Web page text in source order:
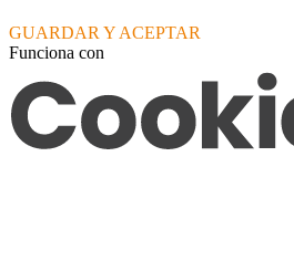
GUARDAR Y ACEPTAR
Funciona con